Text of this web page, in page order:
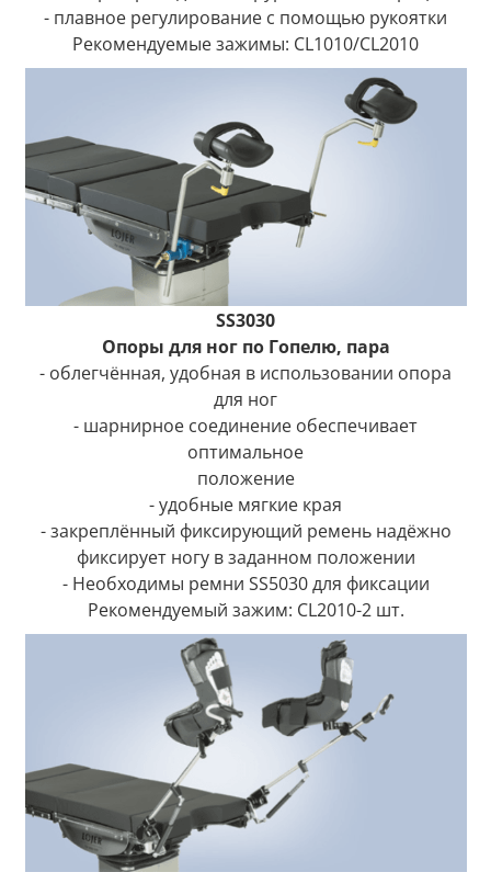
- плавное регулирование с помощью рукоятки
Рекомендуемые зажимы: CL1010/CL2010
SS3030
Опоры для ног по Гопелю, пара
- облегчённая, удобная в использовании опора
для ног
- шарнирное соединение обеспечивает
оптимальное
положение
- удобные мягкие края
- закреплённый фиксирующий ремень надёжно
фиксирует ногу в заданном положении
- Необходимы ремни SS5030 для фиксации
Рекомендуемый зажим: CL2010-2 шт.